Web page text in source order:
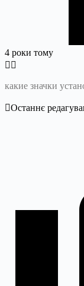
4 роки тому
какие значки
Останнє